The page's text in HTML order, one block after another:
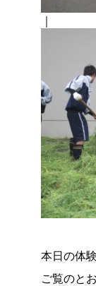
｜
本日の体
ご覧のと